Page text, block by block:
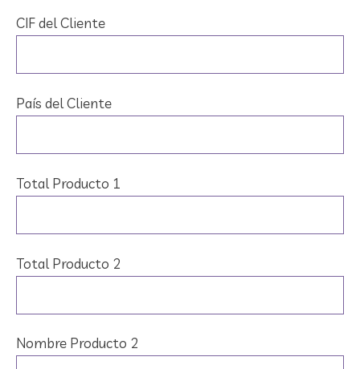
CIF del Cliente
País del Cliente
Total Producto 1
Total Producto 2
Nombre Producto 2